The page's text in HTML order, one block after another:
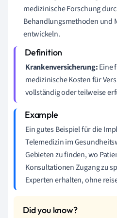
medizinische Forschung
Behandlungsmethoden und
entwickeln.
Krankenversicherung:Eine
medizinische Kosten für
vollständig oder teilweise
Ein gutes Beispiel für die
Telemedizin im
Gebieten zu finden, wo
Konsultationen Zugang zu
Experten erhalten, ohne